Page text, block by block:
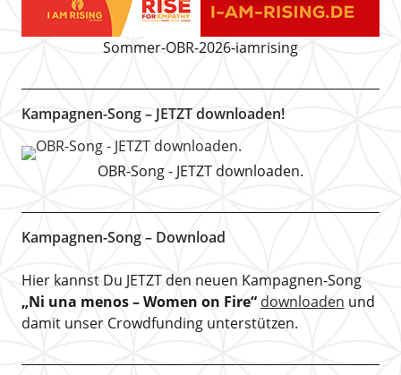
Sommer-OBR-2026-iamrising
Kampagnen-Song – JETZT downloaden!
OBR-Song - JETZT downloaden.
Kampagnen-Song – Download
Hier kannst Du JETZT den neuen Kampagnen-Song
„Ni una menos – Women on Fire“ downloaden und
damit unser Crowdfunding unterstützen.